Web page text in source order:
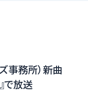
事務所）新曲
で放送